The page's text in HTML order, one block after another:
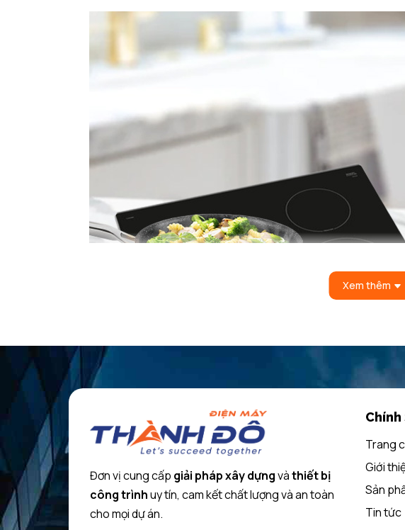
Bếp từ Bosch PUJ61RBB5E có thiết kế hiện đại
Chất liệu
Mặt bếp được làm từ chất liệu kính cường lực chắc chắn, ít bị trầy
dụng.
Công suất
Xem thêm
Đơn vị cung cấp giải pháp xây dựngvàthiết bị
công trìnhuy tín, cam kết chất lượng và an toàn
cho mọi dự án.
Chính
Trang
Giới
Sản
Tin tức